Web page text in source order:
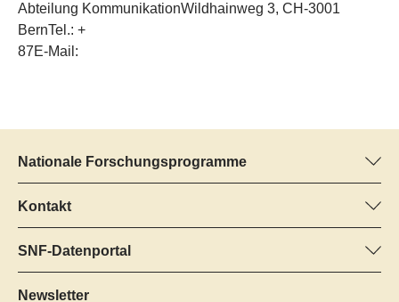
Abteilung KommunikationWildhainweg 3, CH-3001
BernTel.: +
87E-Mail:
Nationale Forschungsprogramme
Hier finden Sie Informationen zu allen Nationalen
Forschungsprogrammen (NFP):
Alle NFP
Kontakt
Programm-Manager
Dr. Pascal Walther, SNF
Tel.: +
22
SNF-Datenportal
Hier finden Sie umfangreiche Informationen zu den vom SNF
geförderten Projekten.
Newsletter